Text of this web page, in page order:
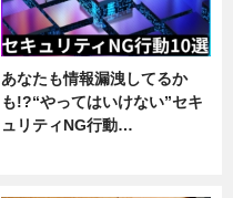
あなたも情報漏洩してるか
も!?“やってはいけない”セキ
ュリティNG行動…